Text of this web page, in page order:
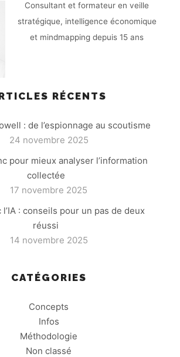
Consultant et formateur en veille
stratégique, intelligence économique
et mindmapping depuis 15 ans
RÉCENTS
: de l’espionnage au scoutisme
24 novembre 2025
pour mieux analyser l’information
collectée
17 novembre 2025
l’IA : conseils pour un pas de deux
réussi
14 novembre 2025
CATÉGORIES
Concepts
Infos
Méthodologie
Non classé